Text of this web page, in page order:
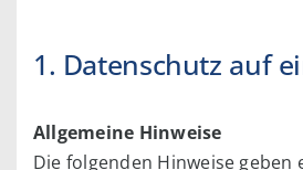
1. Datenschutz auf
Allgemeine Hinweise
Die folgenden Hinweise geben